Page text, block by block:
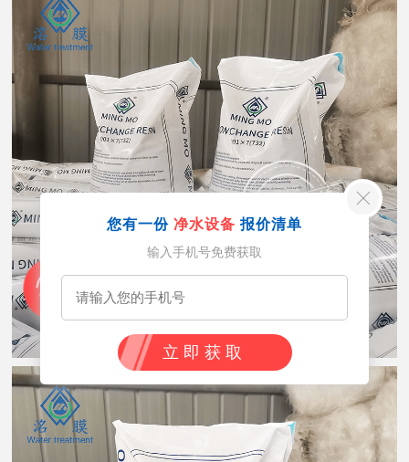
您有一份 净水设备 报价清单
输入手机号免费获取
立即获取